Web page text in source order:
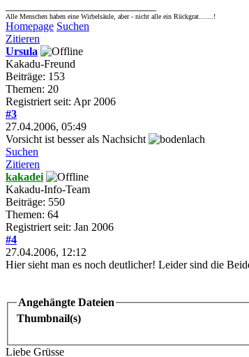
Alle Menschen haben eine Wirbelsäule, aber - nicht alle ein Rückgrat.......!
Homepage Suchen
Zitieren
Ursula
Kakadu-Freund
Beiträge: 153
Themen: 20
Registriert seit: Apr 2006
#3
27.04.2006, 05:49
Vorsicht ist besser als Nachsicht
Suchen
Zitieren
kakadei
Kakadu-Info-Team
Beiträge: 550
Themen: 64
Registriert seit: Jan 2006
#4
27.04.2006, 12:12
Hier sieht man es noch deutlicher! Leider sind die
Angehängte Dateien
Thumbnail(s)
Liebe Grüsse